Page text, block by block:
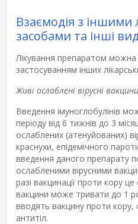
Взаємодія з іншими
засобами та інші
Лікування препаратом можна
застосуванням інших
Живі ослаблені вірусні вакцини
Введення імуноглобулінів
періоду від 6 тижнів до 3
ослаблених (атенуйованих)
краснухи, епідемічного
введення даного препарату
ослабленими вірусними
разі вакцинації проти кору
вакцини може тривати до 1
вводять вакцину проти кору,
антитіл.